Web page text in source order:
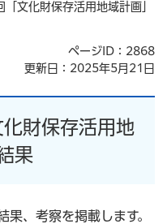
文化財保存活用地域計画」
ページID：2868
更新日：2025年5月21日
財保存活用地
果
、考察を掲載します。